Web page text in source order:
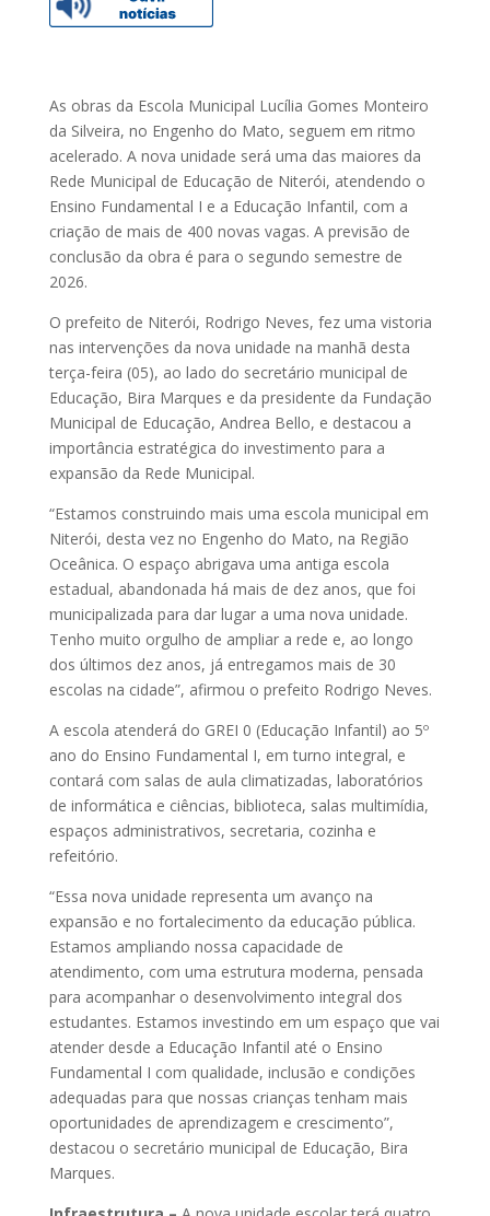
As obras da Escola Municipal Lucília Gomes Monteiro
da Silveira, no Engenho do Mato, seguem em ritmo
acelerado. A nova unidade será uma das maiores da
Rede Municipal de Educação de Niterói, atendendo o
Ensino Fundamental I e a Educação Infantil, com a
criação de mais de 400 novas vagas. A previsão de
conclusão da obra é para o segundo semestre de
2026.
O prefeito de Niterói, Rodrigo Neves, fez uma vistoria
nas intervenções da nova unidade na manhã desta
terça-feira (05), ao lado do secretário municipal de
Educação, Bira Marques e da presidente da Fundação
Municipal de Educação, Andrea Bello, e destacou a
importância estratégica do investimento para a
expansão da Rede Municipal.
“Estamos construindo mais uma escola municipal em
Niterói, desta vez no Engenho do Mato, na Região
Oceânica. O espaço abrigava uma antiga escola
estadual, abandonada há mais de dez anos, que foi
municipalizada para dar lugar a uma nova unidade.
Tenho muito orgulho de ampliar a rede e, ao longo
dos últimos dez anos, já entregamos mais de 30
escolas na cidade”, afirmou o prefeito Rodrigo Neves.
A escola atenderá do GREI 0 (Educação Infantil) ao 5º
ano do Ensino Fundamental I, em turno integral, e
contará com salas de aula climatizadas, laboratórios
de informática e ciências, biblioteca, salas multimídia,
espaços administrativos, secretaria, cozinha e
refeitório.
“Essa nova unidade representa um avanço na
expansão e no fortalecimento da educação pública.
Estamos ampliando nossa capacidade de
atendimento, com uma estrutura moderna, pensada
para acompanhar o desenvolvimento integral dos
estudantes. Estamos investindo em um espaço que vai
atender desde a Educação Infantil até o Ensino
Fundamental I com qualidade, inclusão e condições
adequadas para que nossas crianças tenham mais
oportunidades de aprendizagem e crescimento”,
destacou o secretário municipal de Educação, Bira
Marques.